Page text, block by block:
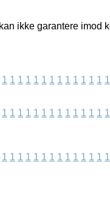
ikke garantere imod
1 1 1 1 1 1 1 1 1 1 1 1 1 1
1 1 1 1 1 1 1 1 1 1 1 1 1 1
1 1 1 1 1 1 1 1 1 1 1 1 1 1